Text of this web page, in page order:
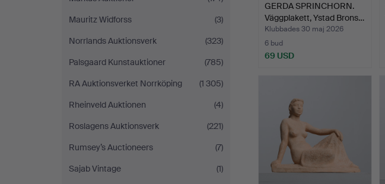
Mauritz Widforss
(3)
Norrlands Auktionsverk
(323)
Palsgaard Kunstauktioner
(785)
RA Auktionsverket Norrköping
(1 305)
Rheinveld Auktionen
(4)
Roslagens Auktionsverk
(221)
Rumsey’s Auctioneers
(7)
Sajab Vintage
(1)
GERDA SPRINCHORN.
Väggplakett, Ystad Brons…
Klubbades 30 maj 2026
6 bud
69 USD